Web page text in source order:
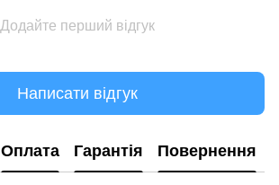
Додайте перший відгук
Написати відгук
Оплата Гарантія Повернення